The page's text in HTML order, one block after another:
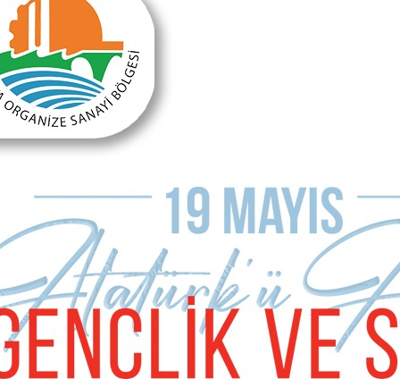
MAKALE YORUMLARI
Sizde Yorum Ekleyin
İsim Soyad
E-mail Adresiniz (zorunlu değil)
Telefon (zorunlu değil)
Yorumunuz